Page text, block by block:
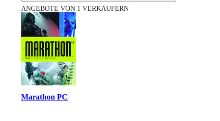
ANGEBOTE VON 1 VERKÄUFERN
Marathon PC